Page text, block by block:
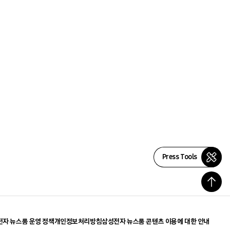
Press Tools
자 뉴스룸 운영 정책개인정보처리방침삼성전자 뉴스룸 콘텐츠 이용에 대한 안내